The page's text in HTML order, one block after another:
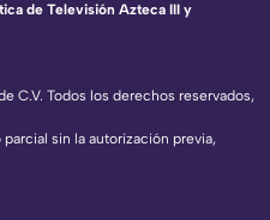
C.V. Todos los derechos reservados,
sin la autorización previa,
de Televisión Azteca III y